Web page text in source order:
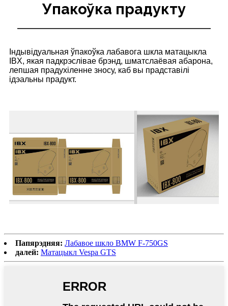
Упакоўка прадукту
Індывідуальная ўпакоўка лабавога шкла матацыкла
IBX, якая падкрэслівае брэнд, шматслаёвая абарона,
лепшая прадухіленне зносу, каб вы прадставілі
ідэальны прадукт.
Папярэдняя: Лабавое шкло BMW F-750GS
далей: Матацыкл Vespa GTS